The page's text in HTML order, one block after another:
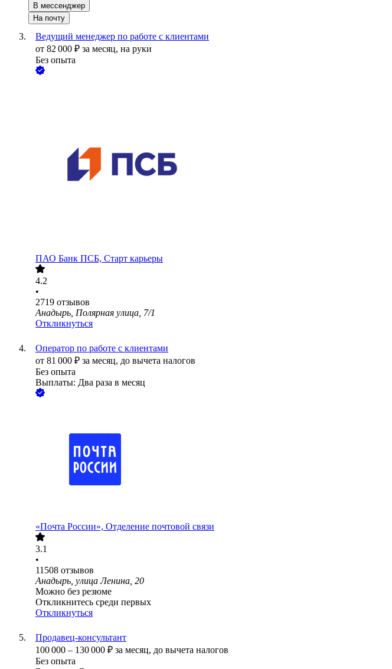
В мессенджер
На почту
Ведущий менеджер по работе с клиентами
от 82 000 ₽ за месяц, на руки
Без опыта
ПАО Банк ПСБ, Старт карьеры
4.2
•
2719 отзывов
Анадырь, Полярная улица, 7/1
Откликнуться
Оператор по работе с клиентами
от 81 000 ₽ за месяц, до вычета налогов
Без опыта
Выплаты: Два раза в месяц
«Почта России», Отделение почтовой связи
3.1
•
11508 отзывов
Анадырь, улица Ленина, 20
Можно без резюме
Откликнитесь среди первых
Откликнуться
Продавец-консультант
100 000 – 130 000 ₽ за месяц, до вычета налогов
Без опыта